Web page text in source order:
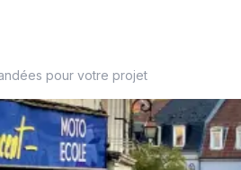
pour votre projet